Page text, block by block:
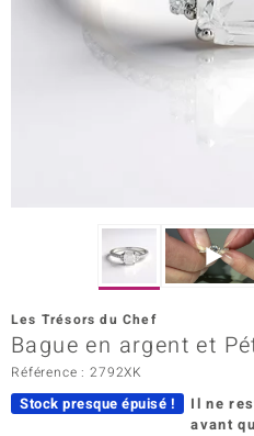
Les Trésors du Chef
Bague en argent et
Référence : 2792XK
Stock presque épuisé ! Il ne
avant